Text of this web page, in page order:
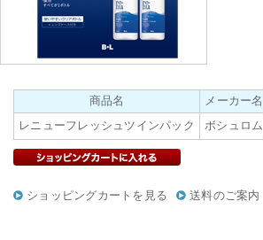
商品名 メーカー名
レニューフレッシュツインパック
ボシュロム
ショッピングカートを見る 送料のご案内